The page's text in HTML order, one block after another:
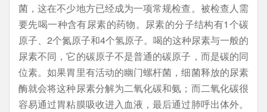
菌，这在不少地方已经成为一项常规检查。被检查人需
要先喝一种含有尿素的药物。尿素的分子结构有1个碳
原子、2个氮原子和4个氢原子。喝的这种尿素与一般的
尿素不同，它的碳原子不是普通的碳原子，而是碳的同
位素。如果胃里有活动的幽门螺杆菌，细菌释放的尿素
酶就会将这种尿素分解为二氧化碳和氨；而二氧化碳很
容易通过胃粘膜吸收进入血液，最后通过肺呼出体外。